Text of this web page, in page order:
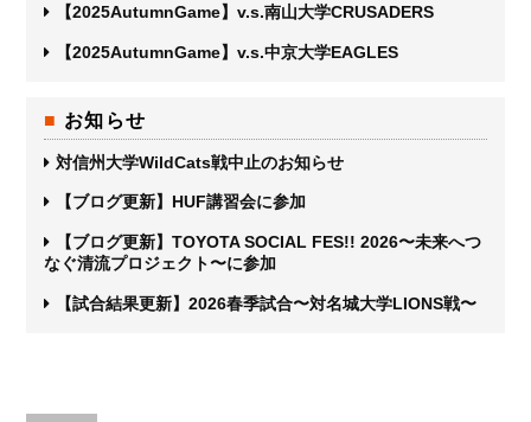
【2025AutumnGame】v.s.南山大学CRUSADERS
【2025AutumnGame】v.s.中京大学EAGLES
お知らせ
対信州大学WildCats戦中止のお知らせ
【ブログ更新】HUF講習会に参加
【ブログ更新】TOYOTA SOCIAL FES!! 2026〜未来へつ
なぐ清流プロジェクト〜に参加
【試合結果更新】2026春季試合〜対名城大学LIONS戦〜